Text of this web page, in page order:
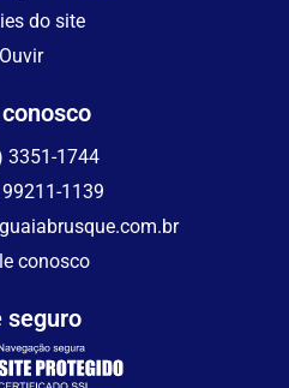
do site
Ouvir
3351-1744
1139
conosco
seguro